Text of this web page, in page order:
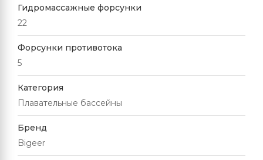
Гидромассажные форсунки
22
Форсунки противотока
5
Категория
Плавательные бассейны
Бренд
Bigeer